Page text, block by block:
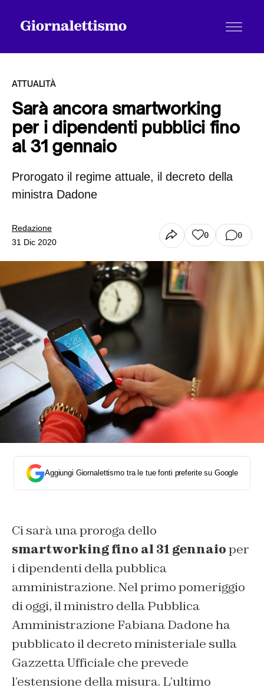
Tutti gli articoli
Chi siamo
Contatti
ATTUALITÀ
Sarà ancora smartworking
per i dipendenti pubblici fino
al 31 gennaio
Prorogato il regime attuale, il decreto della
ministra Dadone
Redazione
31 Dic 2020
0 0
Aggiungi Giornalettismo tra le tue fonti preferite su Google
Ci sarà una proroga dello
smartworking fino al 31 gennaioper
i dipendenti della pubblica
amministrazione. Nel primo pomeriggio
di oggi, il ministro della Pubblica
Amministrazione Fabiana Dadone ha
pubblicato il decreto ministeriale sulla
Gazzetta Ufficiale che prevede
l’estensione della misura. L’ultimo